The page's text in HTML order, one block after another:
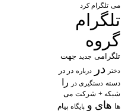
می تلگرام کرد
تلگرام
گروه
تلگرامی جدید جهت
دختر در درباره در در
دسته دستگیری در را
شبکه + شرکت می
ها های و پایگاه پیام